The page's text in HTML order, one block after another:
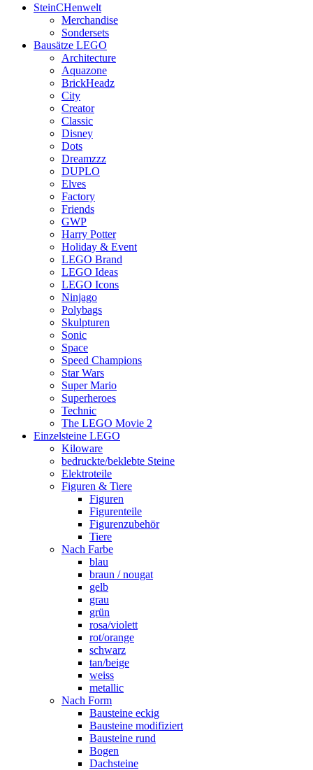
SteinCHenwelt
Merchandise
Sondersets
Bausätze LEGO
Architecture
Aquazone
BrickHeadz
City
Creator
Classic
Disney
Dots
Dreamzzz
DUPLO
Elves
Factory
Friends
GWP
Harry Potter
Holiday & Event
LEGO Brand
LEGO Ideas
LEGO Icons
Ninjago
Polybags
Skulpturen
Sonic
Space
Speed Champions
Star Wars
Super Mario
Superheroes
Technic
The LEGO Movie 2
Einzelsteine LEGO
Kiloware
bedruckte/beklebte Steine
Elektroteile
Figuren & Tiere
Figuren
Figurenteile
Figurenzubehör
Tiere
Nach Farbe
blau
braun / nougat
gelb
grau
grün
rosa/violett
rot/orange
schwarz
tan/beige
weiss
metallic
Nach Form
Bausteine eckig
Bausteine modifiziert
Bausteine rund
Bogen
Dachsteine